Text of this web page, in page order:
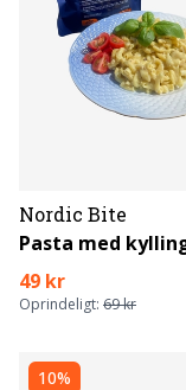
Nordic Bite
Pasta med
49 kr
Oprindeligt: 69 kr
10%